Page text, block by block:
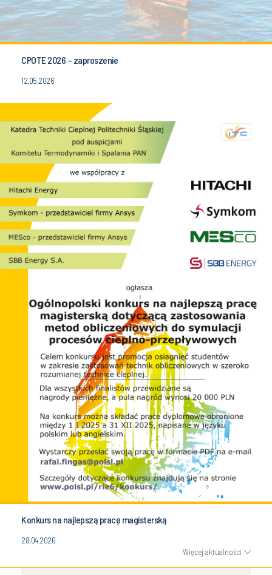
CPOTE 2026 – zaproszenie
12.05.2026
Konkurs na najlepszą pracę magisterską
28.04.2026
Więcej aktualności